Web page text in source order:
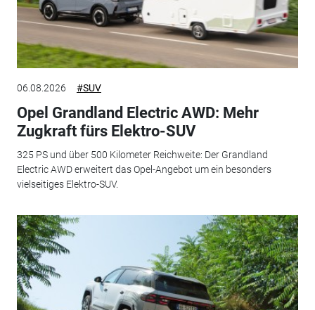
06.08.2026 #SUV
Opel Grandland Electric AWD: Mehr
Zugkraft fürs Elektro-SUV
325 PS und über 500 Kilometer Reichweite: Der Grandland
Electric AWD erweitert das Opel-Angebot um ein besonders
vielseitiges Elektro-SUV.